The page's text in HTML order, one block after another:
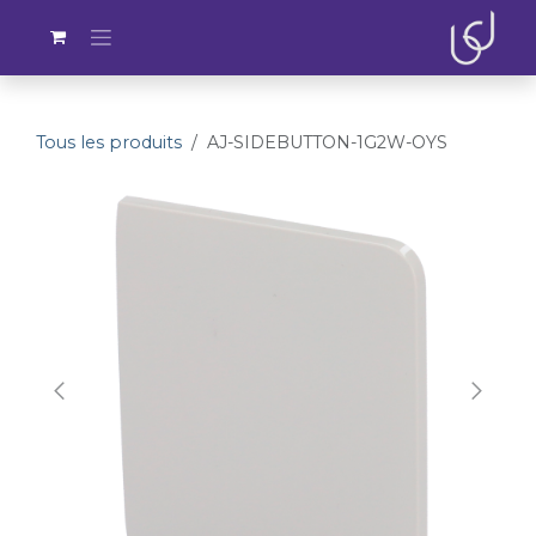
Tous les produits AJ-SIDEBUTTON-1G2W-OYS